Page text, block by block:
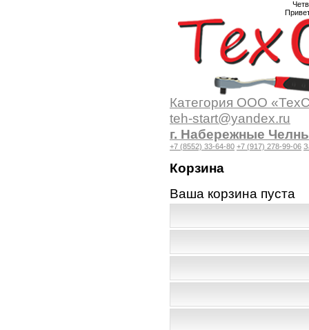
Категория ООО
teh-start@yandex.ru
г. Набережные
+7 (8552) 33-64-80 +7 (917) 278-99-06
Корзина
Ваша корзина пуста